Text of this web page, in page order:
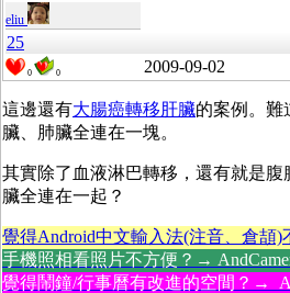
eliu
25
0 0 2009-09-02
這邊還有大腸癌轉移肝臟的案例。難
臟、肺臟全連在一塊。
其實除了血液淋巴轉移，還有就是
臟全連在一起？
覺得Android中文輸入法(注音、倉頡
手機照相看照片不方便？→
覺得鬧鐘/行事曆有改進的空間？→